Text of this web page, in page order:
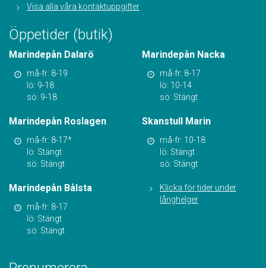
Visa alla våra kontaktuppgifter
Öppetider (butik)
Marindepån Dalarö
må-fr: 8-19
lö: 9-18
sö: 9-18
Marindepån Nacka
må-fr: 8-17
lö: 10-14
sö: Stängt
Marindepån Roslagen
må-fr: 8-17*
lö: Stängt
sö: Stängt
Skanstull Marin
må-fr: 10-18
lö: Stängt
sö: Stängt
Marindepån Bålsta
må-fr: 8-17
lö: Stängt
sö: Stängt
Klicka för tider under
långhelger